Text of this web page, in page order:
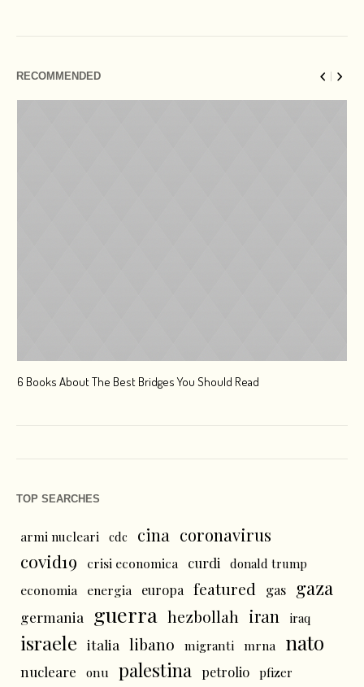
RECOMMENDED
6 Books About The Best Bridges You Should Read
TOP SEARCHES
armi nucleari cdc cina coronavirus
covid19 crisi economica curdi donald trump
economia energia europa featured gas gaza
germania guerra hezbollah iran iraq
israele italia libano migranti mrna nato
nucleare onu palestina petrolio pfizer